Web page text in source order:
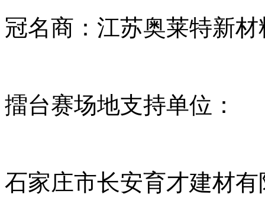
冠名商：江苏奥莱特新
擂台赛场地支持单位：
石家庄市长安育才建材有